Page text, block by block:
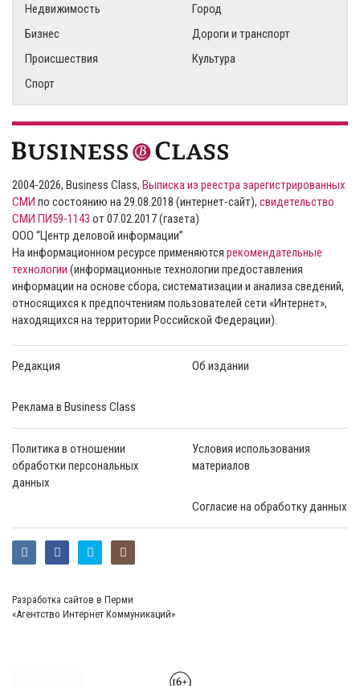
Недвижимость
Город
Бизнес
Дороги и транспорт
Происшествия
Культура
Спорт
2004-2026, Business Class, Выписка из реестра зарегистрированных
СМИ по состоянию на 29.08.2018 (интернет-сайт), свидетельство
СМИ ПИ59-1143 от 07.02.2017 (газета)
ООО “Центр деловой информации”
На информационном ресурсе применяются рекомендательные
технологии (информационные технологии предоставления
информации на основе сбора, систематизации и анализа сведений,
относящихся к предпочтениям пользователей сети «Интернет»,
находящихся на территории Российской Федерации).
Редакция Об издании
Реклама в Business Class
Политика в отношении
обработки персональных
данных
Условия использования
материалов
Согласие на обработку данных
Разработка сайтов в Перми
«Агентство Интернет Коммуникаций»